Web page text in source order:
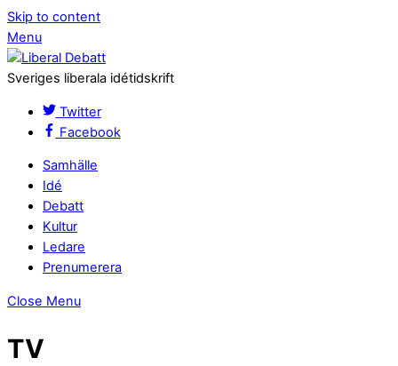
Skip to content
Menu
Sveriges liberala idétidskrift
Twitter
Facebook
Samhälle
Idé
Debatt
Kultur
Ledare
Prenumerera
Close Menu
TV